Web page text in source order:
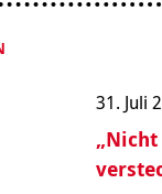
31. Juli